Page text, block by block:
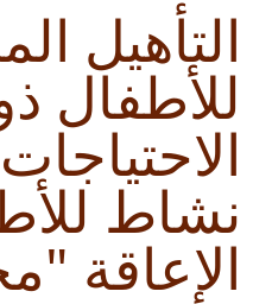
التأهيل
للأطفال
نشاط
الإعاقة